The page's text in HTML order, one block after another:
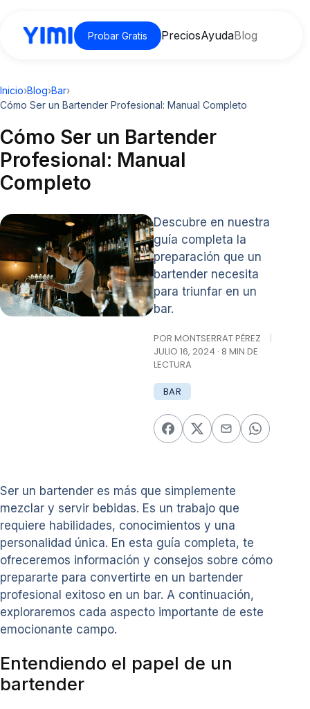
Probar Gratis PreciosAyudaBlog
Inicio›Blog›Bar›
Cómo Ser un Bartender Profesional: Manual Completo
Cómo Ser un Bartender
Profesional: Manual
Completo
Descubre en nuestra
guía completa la
preparación que un
bartender necesita
para triunfar en un
bar.
POR MONTSERRAT PÉREZ
|
JULIO 16, 2024 · 8 MIN DE
LECTURA
BAR
Ser un bartender es más que simplemente
mezclar y servir bebidas. Es un trabajo que
requiere habilidades, conocimientos y una
personalidad única. En esta guía completa, te
ofreceremos información y consejos sobre cómo
prepararte para convertirte en un bartender
profesional exitoso en un bar. A continuación,
exploraremos cada aspecto importante de este
emocionante campo.
Entendiendo el papel de un
bartender